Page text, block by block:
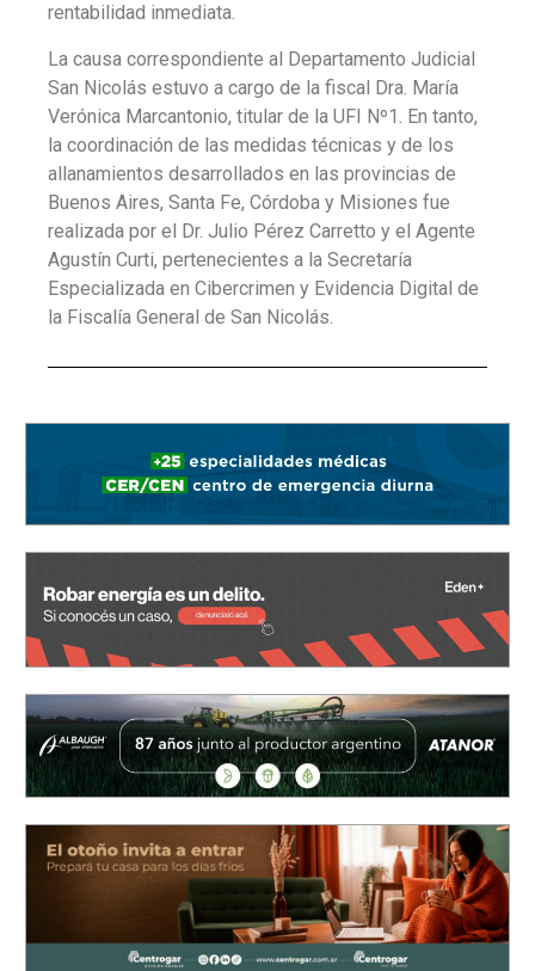
rentabilidad inmediata.
La causa correspondiente al Departamento Judicial
San Nicolás estuvo a cargo de la fiscal Dra. María
Verónica Marcantonio, titular de la UFI Nº1. En tanto,
la coordinación de las medidas técnicas y de los
allanamientos desarrollados en las provincias de
Buenos Aires, Santa Fe, Córdoba y Misiones fue
realizada por el Dr. Julio Pérez Carretto y el Agente
Agustín Curti, pertenecientes a la Secretaría
Especializada en Cibercrimen y Evidencia Digital de
la Fiscalía General de San Nicolás.